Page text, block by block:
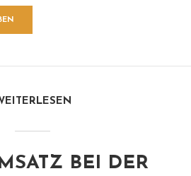
BEI DER